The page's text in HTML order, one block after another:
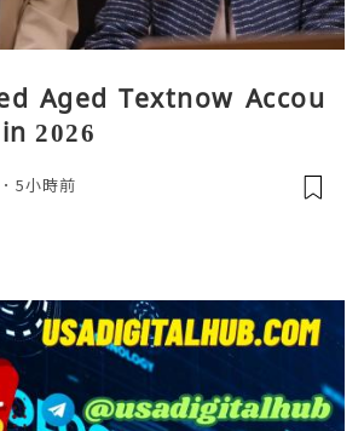
Aged Textnow Accou
2026
5小時前